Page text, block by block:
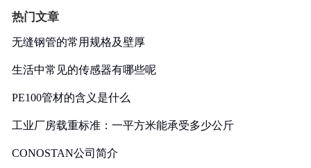
热门文章
无缝钢管的常用规格及壁厚
生活中常见的传感器有哪些呢
PE100管材的含义是什么
工业厂房载重标准：一平方米能承受多少公斤
CONOSTAN公司简介